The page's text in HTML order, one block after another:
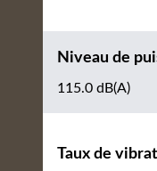
Niveau de
115.0 dB(A)
Taux de